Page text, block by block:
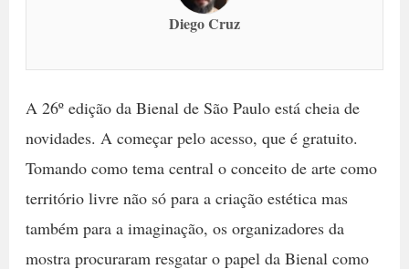
Diego Cruz
A 26º edição da Bienal de São Paulo está cheia de
novidades. A começar pelo acesso, que é gratuito.
Tomando como tema central o conceito de arte como
território livre não só para a criação estética mas
também para a imaginação, os organizadores da
mostra procuraram resgatar o papel da Bienal como